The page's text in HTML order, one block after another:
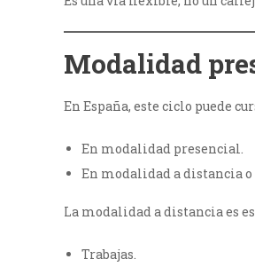
Modalidad
En España, este ciclo puede
En modalidad presencial.
En modalidad a distancia o
La modalidad a distancia es
Trabajas.